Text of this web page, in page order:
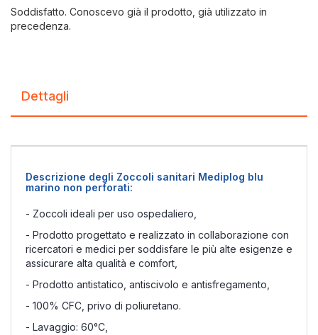
Soddisfatto. Conoscevo già il prodotto, già utilizzato in
precedenza.
Dettagli
Descrizione degli Zoccoli sanitari Mediplog blu
marino non perforati:
- Zoccoli ideali per uso ospedaliero,
- Prodotto progettato e realizzato in collaborazione con
ricercatori e medici per soddisfare le più alte esigenze e
assicurare alta qualità e comfort,
- Prodotto antistatico, antiscivolo e antisfregamento,
- 100% CFC, privo di poliuretano.
- Lavaggio: 60°C,